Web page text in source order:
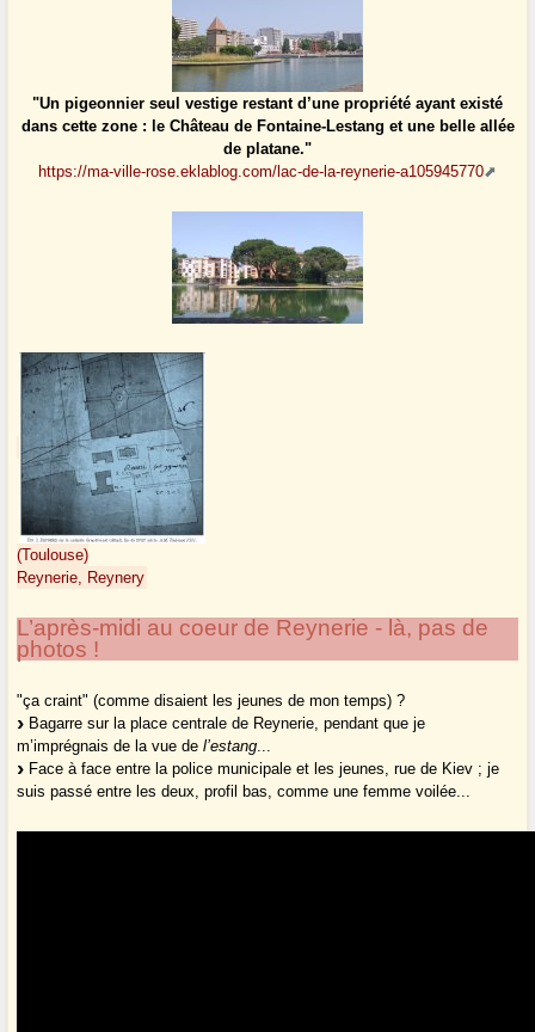
"Un pigeonnier seul vestige restant d’une propriété ayant existé
dans cette zone : le Château de Fontaine-Lestang et une belle allée
de platane."
https://ma-ville-rose.eklablog.com/lac-de-la-reynerie-a105945770
(Toulouse)
Reynerie, Reynery
L’après-midi au coeur de Reynerie - là, pas de
photos !
"ça craint" (comme disaient les jeunes de mon temps) ?
Bagarre sur la place centrale de Reynerie, pendant que je
m’imprégnais de la vue del’estang...
Face à face entre la police municipale et les jeunes, rue de Kiev ; je
suis passé entre les deux, profil bas, comme une femme voilée...